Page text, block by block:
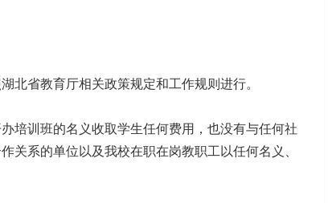
北省教育厅相关政策规定和工作规则进行。
培训班的名义收取学生任何费用，也没有与任何社
关系的单位以及我校在职在岗教职工以任何名义、